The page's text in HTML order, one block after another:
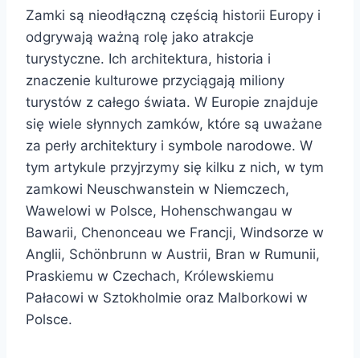
Zamki są nieodłączną częścią historii Europy i
odgrywają ważną rolę jako atrakcje
turystyczne. Ich architektura, historia i
znaczenie kulturowe przyciągają miliony
turystów z całego świata. W Europie znajduje
się wiele słynnych zamków, które są uważane
za perły architektury i symbole narodowe. W
tym artykule przyjrzymy się kilku z nich, w tym
zamkowi Neuschwanstein w Niemczech,
Wawelowi w Polsce, Hohenschwangau w
Bawarii, Chenonceau we Francji, Windsorze w
Anglii, Schönbrunn w Austrii, Bran w Rumunii,
Praskiemu w Czechach, Królewskiemu
Pałacowi w Sztokholmie oraz Malborkowi w
Polsce.